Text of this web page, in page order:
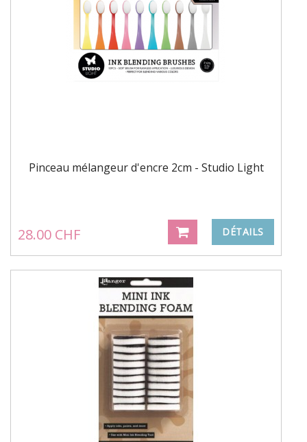
Pinceau mélangeur d'encre 2cm - Studio Light
28.00 CHF DÉTAILS